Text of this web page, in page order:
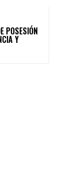
POSESIÓN
Y